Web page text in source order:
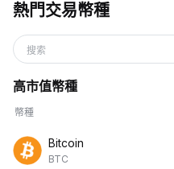
熱門交易幣種
搜索
高市值幣種
幣種
Bitcoin
BTC